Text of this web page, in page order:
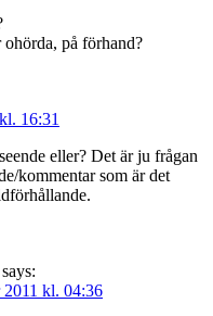
på förhand?
16:31
eller? Det är ju frågan
kommentar som är det
says:
2011 kl. 04:36